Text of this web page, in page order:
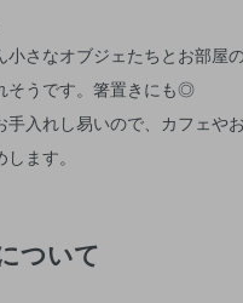
小さなオブジェたちとお部屋
そうです。箸置きにも◎
手入れし易いので、カフェや
ます。
ついて